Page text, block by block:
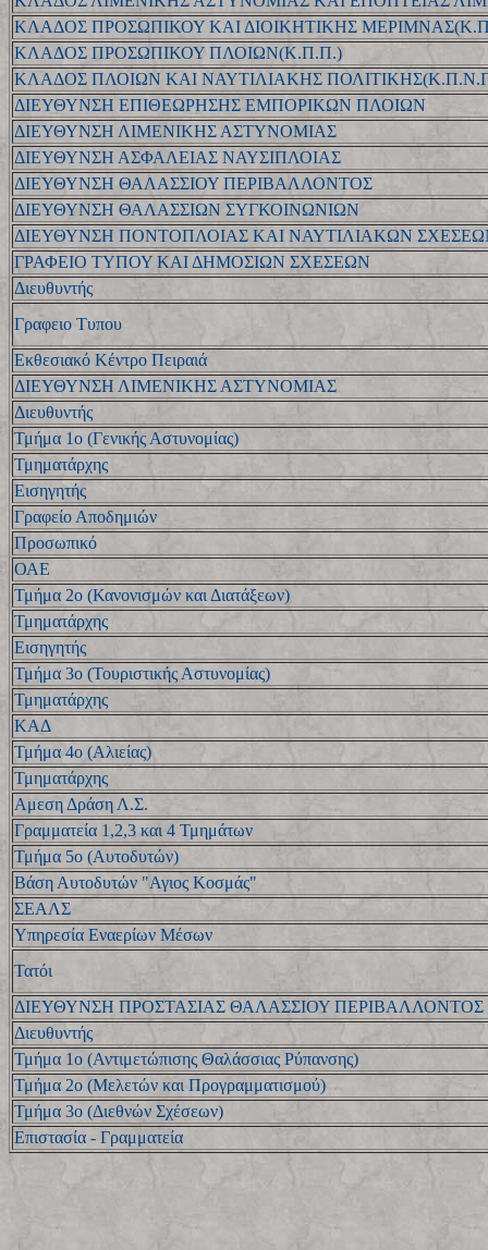
ΚΛΑΔΟΣ ΠΡΟΣΩΠΙΚΟΥ ΚΑΙ ΔΙΟΙΚΗΤΙΚΗΣ
ΚΛΑΔΟΣ ΠΡΟΣΩΠΙΚΟΥ ΠΛΟΙΩΝ(Κ.Π.Π.)
ΚΛΑΔΟΣ ΠΛΟΙΩΝ ΚΑΙ ΝΑΥΤΙΛΙΑΚΗΣ
ΔΙΕΥΘΥΝΣΗ ΕΠΙΘΕΩΡΗΣΗΣ ΕΜΠΟΡΙΚΩΝ ΠΛΟΙΩΝ
ΔΙΕΥΘΥΝΣΗ ΛΙΜΕΝΙΚΗΣ ΑΣΤΥΝΟΜΙΑΣ
ΔΙΕΥΘΥΝΣΗ ΑΣΦΑΛΕΙΑΣ ΝΑΥΣΙΠΛΟΙΑΣ
ΔΙΕΥΘΥΝΣΗ ΘΑΛΑΣΣΙΟΥ ΠΕΡΙΒΑΛΛΟΝΤΟΣ
ΔΙΕΥΘΥΝΣΗ ΘΑΛΑΣΣΙΩΝ ΣΥΓΚΟΙΝΩΝΙΩΝ
ΔΙΕΥΘΥΝΣΗ ΠΟΝΤΟΠΛΟΙΑΣ ΚΑΙ ΝΑΥΤΙΛΙΑΚΩΝ
ΓΡΑΦΕΙΟ ΤΥΠΟΥ ΚΑΙ ΔΗΜΟΣΙΩΝ ΣΧΕΣΕΩΝ
Διευθυντής
Γραφειο Τυπου
Εκθεσιακό Κέντρο Πειραιά
ΔΙΕΥΘΥΝΣΗ ΛΙΜΕΝΙΚΗΣ ΑΣΤΥΝΟΜΙΑΣ
Διευθυντής
Τμήμα 1ο (Γενικής Αστυνομίας)
Τμηματάρχης
Εισηγητής
Γραφείο Αποδημιών
Προσωπικό
ΟΑΕ
Τμήμα 2ο (Κανονισμών και Διατάξεων)
Τμηματάρχης
Εισηγητής
Τμήμα 3ο (Τουριστικής Αστυνομίας)
Τμηματάρχης
ΚΑΔ
Τμήμα 4ο (Αλιείας)
Τμηματάρχης
Αμεση Δράση Λ.Σ.
Γραμματεία 1,2,3 και 4 Τμημάτων
Τμήμα 5ο (Αυτοδυτών)
Βάση Αυτοδυτών "Αγιος Κοσμάς"
ΣΕΑΛΣ
Υπηρεσία Εναερίων Μέσων
Τατόι
ΔΙΕΥΘΥΝΣΗ ΠΡΟΣΤΑΣΙΑΣ ΘΑΛΑΣΣΙΟΥ ΠΕΡΙΒΑΛΛΟΝΤΟΣ
Διευθυντής
Τμήμα 1ο (Αντιμετώπισης Θαλάσσιας Ρύπανσης)
Τμήμα 2ο (Μελετών και Προγραμματισμού)
Τμήμα 3ο (Διεθνών Σχέσεων)
Επιστασία - Γραμματεία